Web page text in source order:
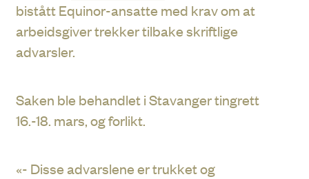
bistått Equinor-ansatte med krav om at
arbeidsgiver trekker tilbake skriftlige
advarsler.
Saken ble behandlet i Stavanger tingrett
16.-18. mars, og forlikt.
«- Disse advarslene er trukket og